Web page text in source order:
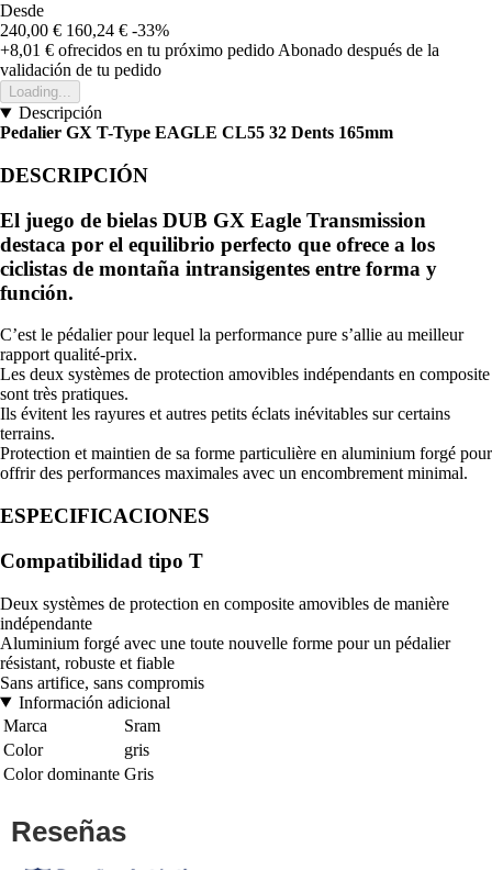
Desde
240,00 € 160,24 € -33%
+8,01 € ofrecidos en tu próximo pedido Abonado después de la
validación de tu pedido
Loading...
Descripción
Pedalier GX T-Type EAGLE CL55 32 Dents 165mm
DESCRIPCIÓN
El juego de bielas DUB GX Eagle Transmission
destaca por el equilibrio perfecto que ofrece a los
ciclistas de montaña intransigentes entre forma y
función.
C’est le pédalier pour lequel la performance pure s’allie au meilleur
rapport qualité-prix.
Les deux systèmes de protection amovibles indépendants en composite
sont très pratiques.
Ils évitent les rayures et autres petits éclats inévitables sur certains
terrains.
Protection et maintien de sa forme particulière en aluminium forgé pour
offrir des performances maximales avec un encombrement minimal.
ESPECIFICACIONES
Compatibilidad tipo T
Deux systèmes de protection en composite amovibles de manière
indépendante
Aluminium forgé avec une toute nouvelle forme pour un pédalier
résistant, robuste et fiable
Sans artifice, sans compromis
Información adicional
Marca
Sram
Color
gris
Color dominante Gris